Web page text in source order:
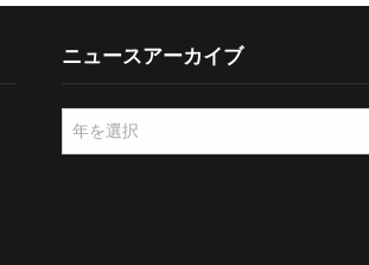
ニュースアーカイブ
ニ